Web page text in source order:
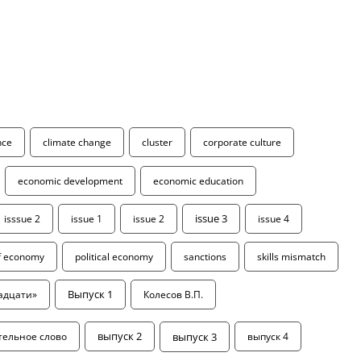
climate change cluster corporate culture
economic development economic education
isssue 2 issue 1 issue 2 issue 3 issue 4
economy political economy sanctions skills mismatch
Выпуск 1 Колесов В.П.
слово выпуск 2 выпуск 3 выпуск 4